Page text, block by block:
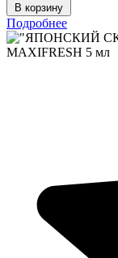
В корзину
Подробнее